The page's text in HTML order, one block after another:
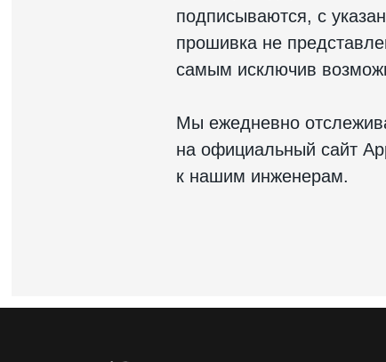
подписываются, с
прошивка не
самым исключив
Мы ежедневно
на официальный сайт
к нашим инженерам.